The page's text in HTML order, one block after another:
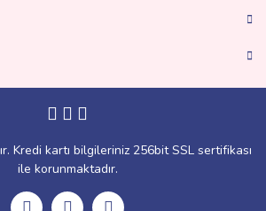
Kredi kartı bilgileriniz 256bit SSL sertifikası
ile korunmaktadır.